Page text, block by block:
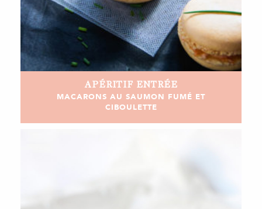
APÉRITIF ENTRÉE
MACARONS AU SAUMON FUMÉ ET
CIBOULETTE